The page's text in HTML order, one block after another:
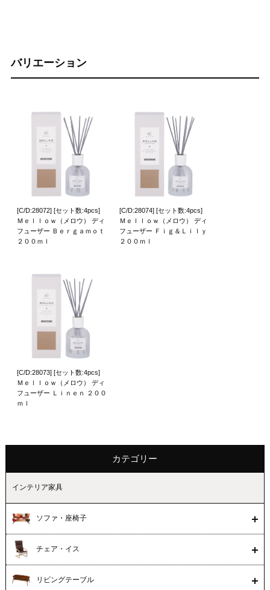
バリエーション
[C/D:28072] [セット数:4pcs]
Ｍｅｌｌｏｗ（メロウ） ディ
フューザー Ｂｅｒｇａｍｏｔ
２００ｍｌ
[C/D:28074] [セット数:4pcs]
Ｍｅｌｌｏｗ（メロウ） ディ
フューザー Ｆｉｇ＆Ｌｉｌｙ
２００ｍｌ
[C/D:28073] [セット数:4pcs]
Ｍｅｌｌｏｗ（メロウ） ディ
フューザー Ｌｉｎｅｎ ２００
ｍｌ
カテゴリー
インテリア家具
ソファ・座椅子
チェア・イス
リビングテーブル